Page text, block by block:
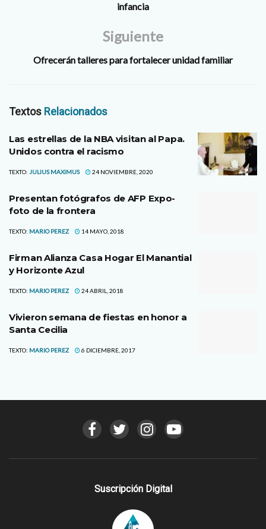
infancia
Siguiente
Ofrecerán talleres para fortalecer unidad familiar
Textos Relacionados
Las estrellas de la NBA visitan al Papa.
Unidos contra el racismo
TEXTO: JULIUS MAXIMUS 24 NOVIEMBRE, 2020
Presentan fotógrafos de AFP Expo-
foto de la frontera
TEXTO: MARIO PEREZ 14 MAYO, 2018
Firman Alianza Casa Hogar El Manantial
y Horizonte Azul
TEXTO: MARIO PEREZ 24 ABRIL, 2018
Vivieron semana de fiestas en honor a
Santa Cecilia
TEXTO: MARIO PEREZ 6 DICIEMBRE, 2017
Suscripción Digital